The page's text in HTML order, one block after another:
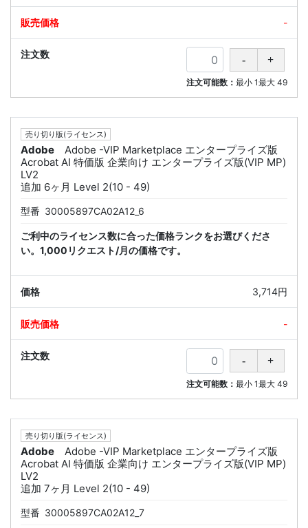
-
注文可能数： 最小 1最大 49
売り切り版(ライセンス)
Adobe
Adobe -VIP Marketplace エンタープライズ版
Acrobat AI 特価版 企業向け エンタープライズ版(VIP MP)
LV2
追加 6ヶ月 Level 2(10 - 49)
型番 30005897CA02A12_6
ご利中のライセンス数に合った価格ランクをお選びくださ
い。1,000リクエスト/月の価格です。
3,714円
-
注文可能数： 最小 1最大 49
売り切り版(ライセンス)
Adobe
Adobe -VIP Marketplace エンタープライズ版
Acrobat AI 特価版 企業向け エンタープライズ版(VIP MP)
LV2
追加 7ヶ月 Level 2(10 - 49)
型番 30005897CA02A12_7